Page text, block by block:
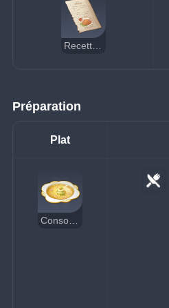
Recette : Consommé
Préparation
Plat